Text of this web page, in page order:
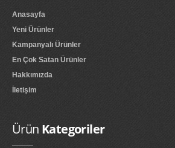
Anasayfa
Yeni Ürünler
Kampanyalı Ürünler
En Çok Satan Ürünler
Hakkımızda
İletişim
Ürün Kategoriler